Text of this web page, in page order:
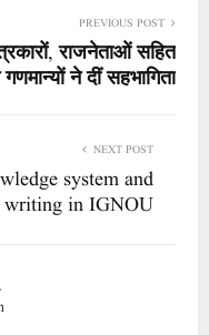
A
pp
ok
r PREVIOUS POST
राजनेताओं सहित
ने दीं सहभागिता
NEXT POST
system and
writing in IGNOU